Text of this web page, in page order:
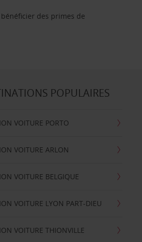
des primes de
POPULAIRES
VOITURE PORTO
VOITURE ARLON
VOITURE BELGIQUE
VOITURE LYON PART-DIEU
VOITURE THIONVILLE